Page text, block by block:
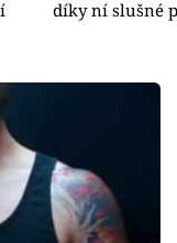
díky ní slušné